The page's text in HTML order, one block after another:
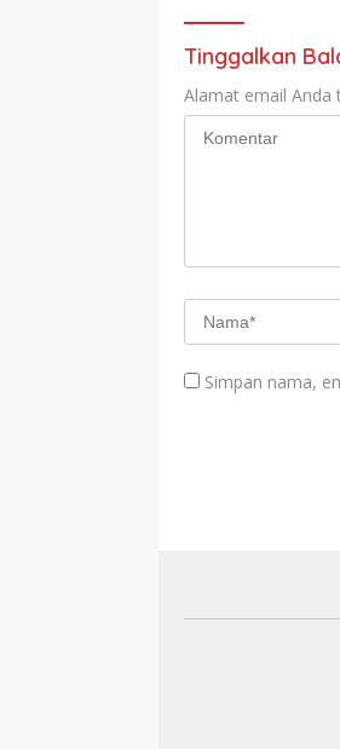
Tinggalkan
Alamat email Anda
Simpan nama,